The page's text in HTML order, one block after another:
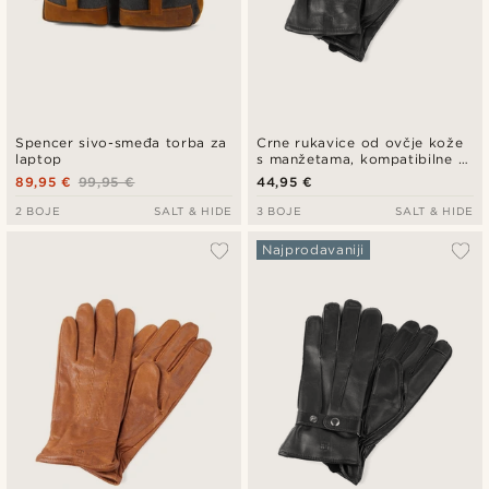
Spencer sivo-smeđa torba za
laptop
99,95 €
89,95 €
2 BOJE SALT & HIDE
Crne rukavice od ovčje kože
s manžetama, kompatibilne sa
zaslonom osjetljivim na dodir
44,95 €
3 BOJE SALT & HIDE
Najprodavaniji